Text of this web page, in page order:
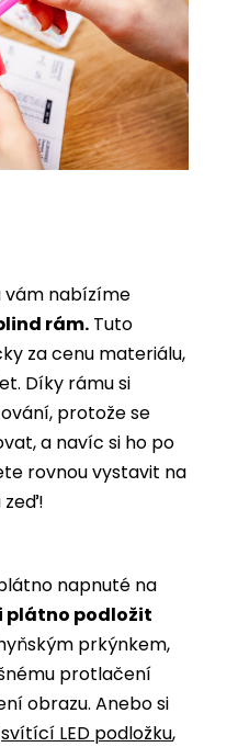
vám nabízíme
rám. Tuto
za cenu materiálu,
Díky rámu si
protože se
a navíc si ho po
rovnou vystavit na
zeď!
napnuté na
plátno podložit
prkýnkem,
protlačení
obrazu. Anebo si
svítící LED podložku,